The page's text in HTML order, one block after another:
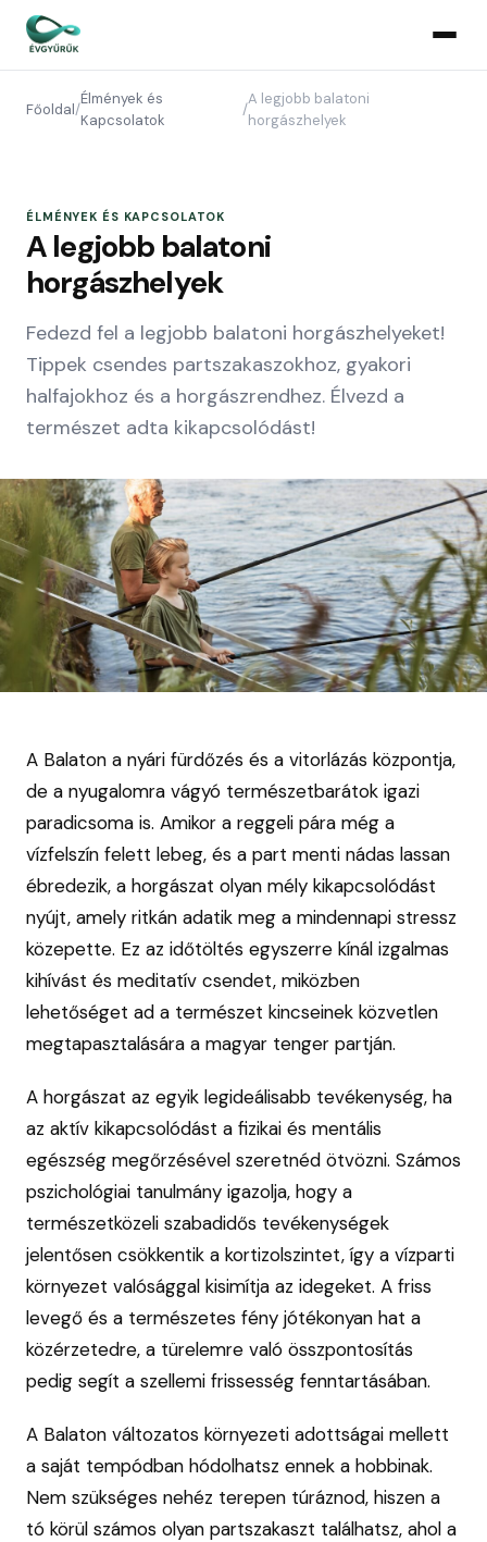
Főoldal/
Élmények és
Kapcsolatok
/
A legjobb balatoni
horgászhelyek
ÉLMÉNYEK ÉS KAPCSOLATOK
A legjobb balatoni
horgászhelyek
Fedezd fel a legjobb balatoni horgászhelyeket!
Tippek csendes partszakaszokhoz, gyakori
halfajokhoz és a horgászrendhez. Élvezd a
természet adta kikapcsolódást!
A Balaton a nyári fürdőzés és a vitorlázás központja,
de a nyugalomra vágyó természetbarátok igazi
paradicsoma is. Amikor a reggeli pára még a
vízfelszín felett lebeg, és a part menti nádas lassan
ébredezik, a horgászat olyan mély kikapcsolódást
nyújt, amely ritkán adatik meg a mindennapi stressz
közepette. Ez az időtöltés egyszerre kínál izgalmas
kihívást és meditatív csendet, miközben
lehetőséget ad a természet kincseinek közvetlen
megtapasztalására a magyar tenger partján.
A horgászat az egyik legideálisabb tevékenység, ha
az aktív kikapcsolódást a fizikai és mentális
egészség megőrzésével szeretnéd ötvözni. Számos
pszichológiai tanulmány igazolja, hogy a
természetközeli szabadidős tevékenységek
jelentősen csökkentik a kortizolszintet, így a vízparti
környezet valósággal kisimítja az idegeket. A friss
levegő és a természetes fény jótékonyan hat a
közérzetedre, a türelemre való összpontosítás
pedig segít a szellemi frissesség fenntartásában.
A Balaton változatos környezeti adottságai mellett
a saját tempódban hódolhatsz ennek a hobbinak.
Nem szükséges nehéz terepen túráznod, hiszen a
tó körül számos olyan partszakaszt találhatsz, ahol a